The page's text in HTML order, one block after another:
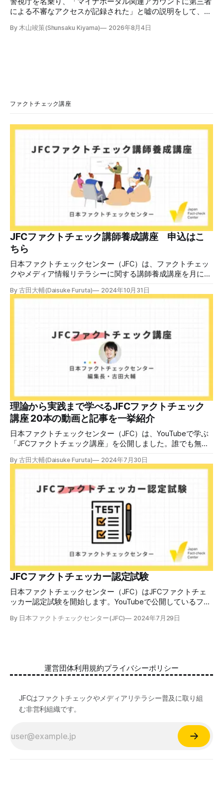
による不審なアクセスが記録された」と嘘の説明をして、リ
で、メール内のリンクを押さないようにと注意を呼びかけて
号：MN-2026-●●●」「マイナポータル関連アカウント
のうえで「2026年8月2日（日）23:59までに、ご本人操作か
いうリンクをクリックするよう誘導している。 本文には、
警視庁の住所（東京都千代田区霞が関2-1-1）も書かれてい
By 木山竣策(Shunsaku Kiyama) 2026年8月4日
ファクトチェック講座
JFCファクトチェック講師養成講座 申込はこ
ちら
日本ファクトチェックセンター（JFC）は、ファクトチェッ
クやメディア情報リテラシーに関する講師養成講座を月に1
認定バッジと教室や職場などで利用可能な教材を提供しま
ファクトチェックセンター（JFC）による講師養成講座で
す。 講師養成講座（オンラインで90分）を受講いただいた
後、修了課題を提出された方には、教室や職場などで利用可
能な教材の提... powered by Peatix : More than a
す。 受講生には教材を提供 デマや不確かな情報が蔓延する
中で、自衛策が求められています。「気をつけて」というだ
けでは、対策になりません。最初から騙されたい人はいませ
ん。誰だって気をつけているのに、誤った情
By 古田大輔(Daisuke Furuta) 2024年10月31日
理論から実践まで学べるJFCファクトチェック
講座 20本の動画と記事を一挙紹介
日本ファクトチェックセンター（JFC）は、YouTubeで学ぶ
「JFCファクトチェック講座」を公開しました。誰でも無料
ファクトチェックやメディアリテラシーの知識を学ぶことが
の日本での影響を調べた2万人調査の紹介や、間違った情報
を信じてしまう背景にある人間のバイアス、大規模に拡散す
るSNSアルゴリズムなどを解説しています。 実践編では、画
像や動画や生成AIなど、偽・誤情報をどのように検証したら
良いかをJFCが検証してきた事例から具体的に学びます。
JFCファクトチェッカー認定試験を開始 2024年7月29日か
ら、これらの内容について習熟度を確認するJFCファクトチ
ェッカー認定試験を開始します。誰でもいつでも受験可能で
す（2024年度中は受験料1000円、2025年度から2000円）。
合格者には様々な技能をデジタル証明するオープンバッジ・
ネットワークを活用して、JFCファクトチェッカーの認定証
を発行します。 JFCファクトチェッカー認定試験
By 古田大輔(Daisuke Furuta) 2024年7月30日
JFCファクトチェッカー認定試験
日本ファクトチェックセンター（JFC）はJFCファクトチェ
ッカー認定試験を開始します。YouTubeで公開しているファ
す。 拡散する偽・誤情報から身を守るために 偽・誤情報の
情報を51.5%の割合で「正しいと思う」と答え、「誤ってい
によって、それが自分の感覚に近ければ「正しい」と受け取
る傾向がある。インターネットはその傾向を増幅する。 だ
知識が誰にとっても必須です。 JFCファクトチェック講座と
認定試験 JFCファクトチェック講座（YouTube, 記事）は、2
By 日本ファクトチェックセンター(JFC) 2024年7月29日
運営団体利用規約プライバシーポリシー
JFCはファクトチェックやメディアリテラシー普及に取り組
む非営利組織です。